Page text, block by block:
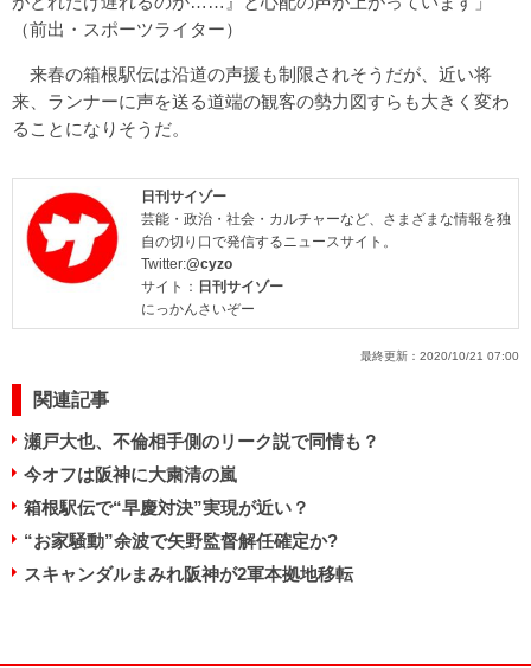
（前出・スポーツライター）
来春の箱根駅伝は沿道の声援も制限されそうだが、近い将
来、ランナーに声を送る道端の観客の勢力図すらも大きく変わ
ることになりそうだ。
日刊サイゾー
芸能・政治・社会・カルチャーなど、さまざまな情報を独
自の切り口で発信するニュースサイト。
Twitter:@cyzo
サイト： 日刊サイゾー
にっかんさいぞー
最終更新： 2020/10/21 07:00
関連記事
瀬戸大也、不倫相手側のリーク説で同情も？
今オフは阪神に大粛清の嵐
箱根駅伝で“早慶対決”実現が近い？
“お家騒動”余波で矢野監督解任確定か?
スキャンダルまみれ阪神が2軍本拠地移転